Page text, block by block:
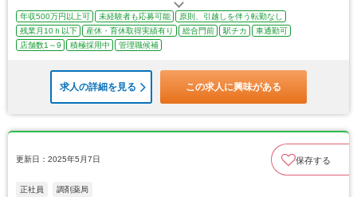
年収500万円以上可 未経験者も応募可能
原則、引越しを伴う転勤なし
残業月10ｈ以下
産休・育休取得実績有り 総合門前 駅チカ
車通勤可
店舗数1～9
積極採用中 管理職候補
求人の詳細を見る この求人に興味がある
更新日：2025年5月7日 保存する
正社員 調剤薬局